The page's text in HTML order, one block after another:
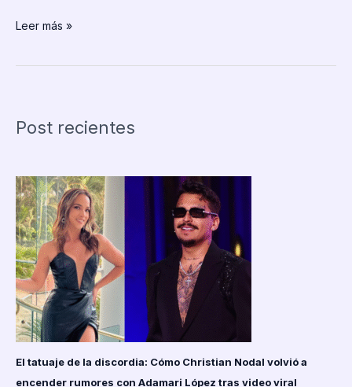
Mattel
con
Alien
Doll:
Una
Fusión
de
Terror
y
Moda
Leer más »
Post recientes
El tatuaje de la discordia: Cómo Christian Nodal volvió a
encender rumores con Adamari López tras video viral